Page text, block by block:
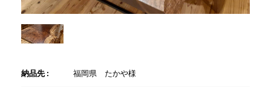
WEBカタログ
全商品一覧
納品先 : 福岡県 たかや様